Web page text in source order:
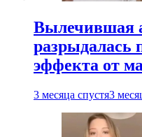
Вылечившая
разрыдалась
эффекта от
3 месяца спустя3